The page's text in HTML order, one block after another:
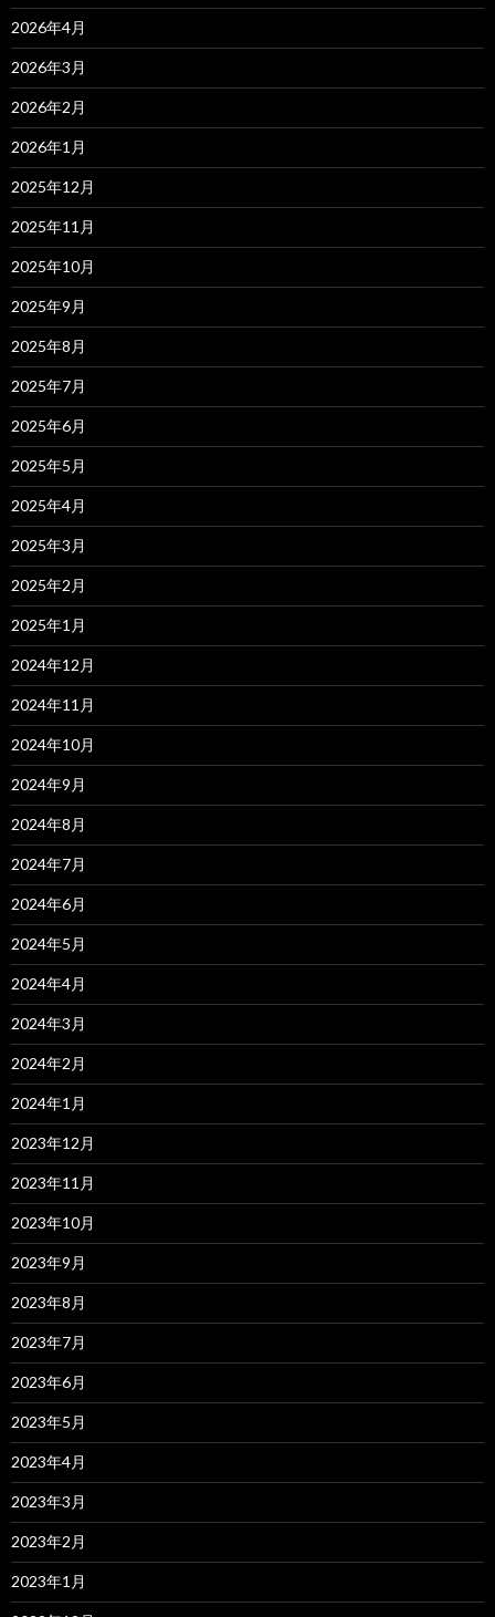
2026年4月
2026年3月
2026年2月
2026年1月
2025年12月
2025年11月
2025年10月
2025年9月
2025年8月
2025年7月
2025年6月
2025年5月
2025年4月
2025年3月
2025年2月
2025年1月
2024年12月
2024年11月
2024年10月
2024年9月
2024年8月
2024年7月
2024年6月
2024年5月
2024年4月
2024年3月
2024年2月
2024年1月
2023年12月
2023年11月
2023年10月
2023年9月
2023年8月
2023年7月
2023年6月
2023年5月
2023年4月
2023年3月
2023年2月
2023年1月